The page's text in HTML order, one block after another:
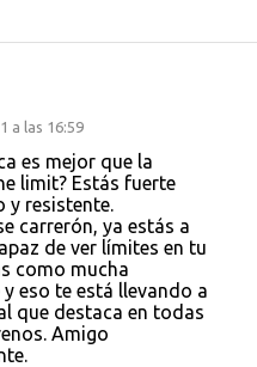
a las 16:59
es mejor que la
limit? Estás fuerte
y resistente.
carrerón, ya estás a
de ver límites en tu
como mucha
eso te está llevando a
que destaca en todas
Amigo